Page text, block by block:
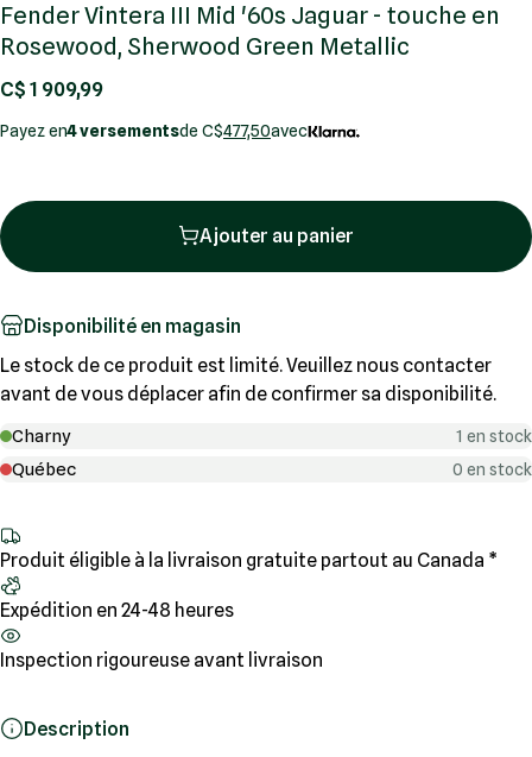
Fender Vintera III Mid '60s Jaguar - touche en
Rosewood, Sherwood Green Metallic
C$ 1 909,99
Payez en4 versementsde C$477,50avec
Ajouter au panier
Disponibilité en magasin
Le stock de ce produit est limité. Veuillez nous contacter
avant de vous déplacer afin de confirmer sa disponibilité.
Charny 1 en stock
Québec 0 en stock
Produit éligible à la livraison gratuite partout au Canada *
Expédition en 24-48 heures
Inspection rigoureuse avant livraison
Description